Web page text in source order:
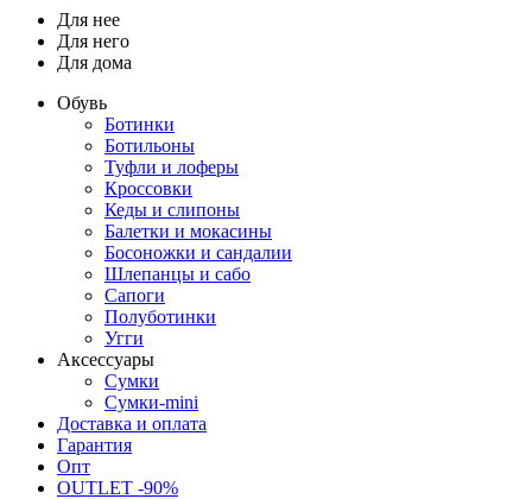
Для нее
Для него
Для дома
Обувь
Ботинки
Ботильоны
Туфли и лоферы
Кроссовки
Кеды и слипоны
Балетки и мокасины
Босоножки и сандалии
Шлепанцы и сабо
Сапоги
Полуботинки
Угги
Аксессуары
Сумки
Сумки-mini
Доставка и оплата
Гарантия
Опт
OUTLET -90%